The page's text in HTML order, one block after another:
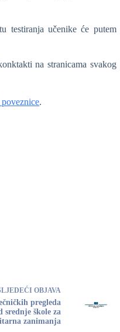
učenike će putem
na stranicama svakog
poveznice.
OBJAVA
pregleda
srednje škole za
zanimanja